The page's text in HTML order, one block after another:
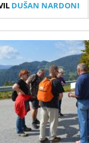
DUŠAN NARDONI